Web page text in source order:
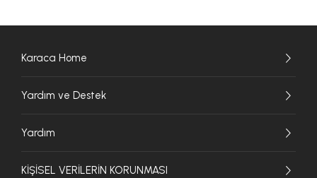
Karaca Home
Yardım ve Destek
Yardım
KİŞİSEL VERİLERİN KORUNMASI